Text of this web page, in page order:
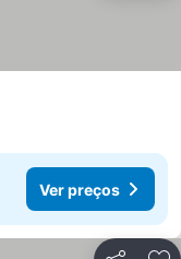
Ver preços